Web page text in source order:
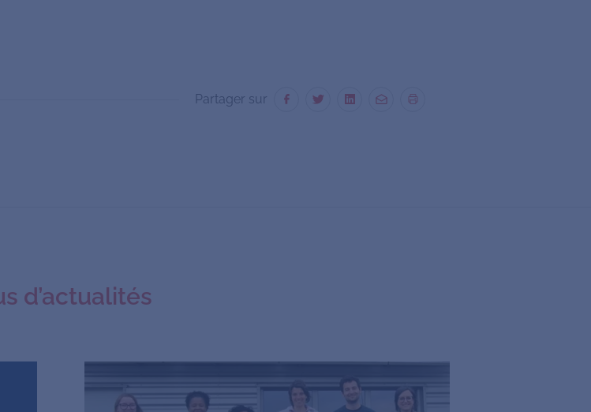
Partager sur
d’actualités